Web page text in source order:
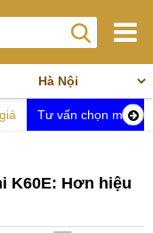
Tư vấn chọn mua
K60E: Hơn hiệu